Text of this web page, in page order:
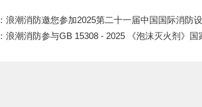
浪潮消防邀您参加2025第二十一届中国国际消防
浪潮消防参与GB 15308 - 2025 《泡沫灭火剂》